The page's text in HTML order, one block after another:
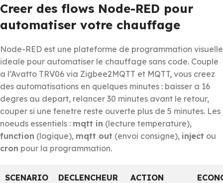
Creer des flows Node-RED pour
automatiser votre chauffage
Node-RED est une plateforme de programmation visuelle
ideale pour automatiser le chauffage sans code. Couple
a l’Avatto TRV06 via Zigbee2MQTT et MQTT, vous creez
des automatisations en quelques minutes : baisser a 16
degres au depart, relancer 30 minutes avant le retour,
couper si une fenetre reste ouverte plus de 5 minutes. Les
noeuds essentiels : mqtt in (lecture temperature),
function (logique), mqtt out (envoi consigne), inject ou
cron pour la programmation.
SCENARIO DECLENCHEUR ACTION